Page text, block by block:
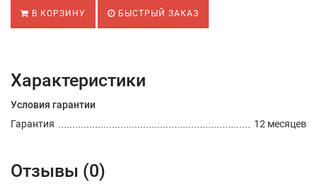
В КОРЗИНУ БЫСТРЫЙ ЗАКАЗ
Характеристики
Условия гарантии
Гарантия
12 месяцев
Отзывы (0)